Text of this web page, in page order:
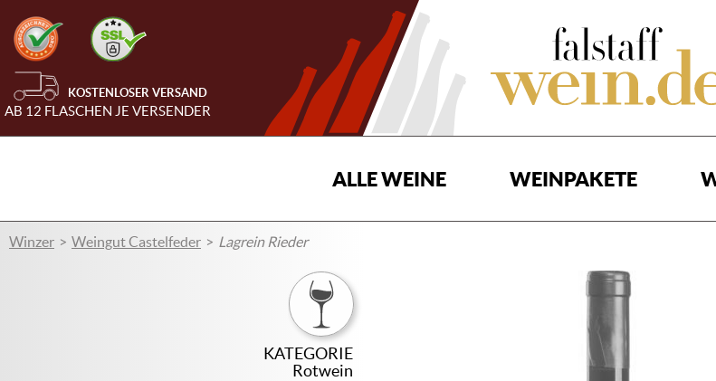
KOSTENLOSER VERSAND
AB 12 FLASCHEN JE VERSENDER
ALLE WEINE WEINPAKETE
Winzer Weingut Castelfeder Lagrein Rieder
KATEGORIE
Rotwein